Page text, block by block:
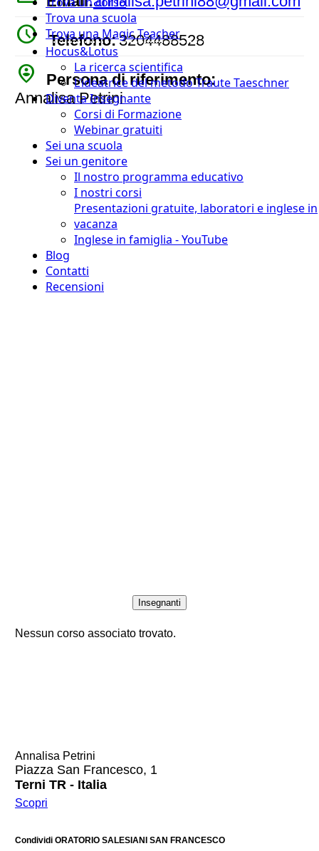
Trova una scuola
Trova una Magic Teacher
Hocus&Lotus
La ricerca scientifica
L’ideatrice del metodo Traute Taeschner
Diventa Insegnante
Corsi di Formazione
Webinar gratuiti
Sei una scuola
Sei un genitore
Il nostro programma educativo
I nostri corsi
Presentazioni gratuite, laboratori e inglese in
vacanza
Inglese in famiglia - YouTube
Blog
Contatti
Recensioni
watch_later Telefono:3204488528
person_pin_circle
Persona di riferimento:
Annalisa Petrini
Insegnanti
Nessun corso associato trovato.
Annalisa Petrini
Piazza San Francesco, 1
Terni TR - Italia
Scopri
Condividi ORATORIO SALESIANI SAN FRANCESCO